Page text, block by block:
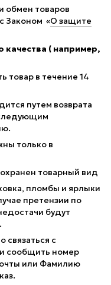
обмен товаров
Законом «О защите
качества ( например,
товар в течение 14
путем возврата
только в
товарный вид
пломбы и ярлыки
претензии по
будут
связаться с
сообщить номер
или Фамилию